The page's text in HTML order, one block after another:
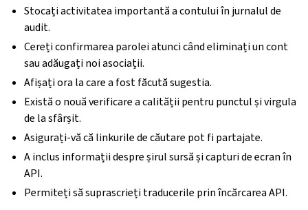
Stocați activitatea importantă a contului în jurnalul de
audit.
Cereți confirmarea parolei atunci când eliminați un cont
sau adăugați noi asociații.
Afișați ora la care a fost făcută sugestia.
Există o nouă verificare a calității pentru punctul și virgula
de la sfârșit.
Asigurați-vă că linkurile de căutare pot fi partajate.
A inclus informații despre șirul sursă și capturi de ecran în
API.
Permiteți să suprascrieți traducerile prin încărcarea API.